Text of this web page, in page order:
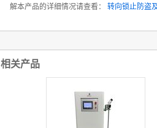
解本产品的详细情况请查看： 转向锁止防盗
相关产品